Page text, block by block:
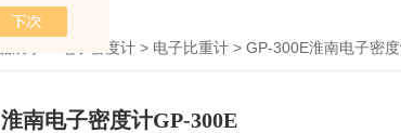
电子密度计 > 电子比重计 > GP-300E淮南电子密
淮南电子密度计GP-300E